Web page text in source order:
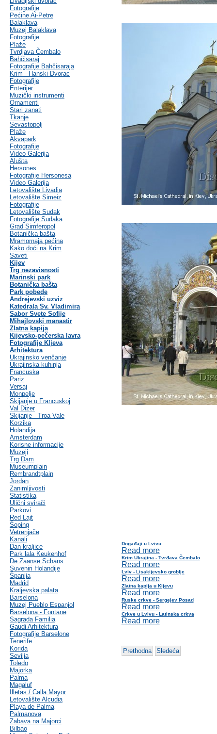
Fotografije
Pećine Ai-Petre
Balaklava
Muzej Balaklava
Fotografije
Plaže
Tvrdjava Čembalo
Bahčisaraj
Fotografije Bahčisaraja
Krim - Hanski Dvorac
Fotografije
Enterijer
Muzički instrumenti
Ornamenti
Stari zanati
Tkanje
Sevastopolj
Plaže
Akvapark
Fotografije
Video Galerija
Alušta
Hersones
Fotografije Hersonesa
Video Galerija
Letovalište Livadia
Letovalište Simeiz
Fotografije
Letovalište Sudak
Fotografije Sudaka
Grad Simferopol
Botanička bašta
Mramornaja pećina
Kako doći na Krim
Saveti
Kijev
Trg nezavisnosti
Marinski park
Botanička bašta
Park pobede
Andrejevski uzviz
Katedrala Sv. Vladimira
Sabor Svete Sofije
Mihajlovski manastir
Zlatna kapija
Kijevsko-pečerska lavra
Fotografije KIjeva
Arhitektura
Ukrajinsko venčanje
Ukrajinska kuhinja
Francuska
Pariz
Versaj
Monpelje
Skijanje u Francuskoj
Val Dizer
Skijanje - Troa Vale
Korzika
Holandija
Amsterdam
Korisne informacije
Muzeji
Trg Dam
Museumplain
Rembrandtplain
Jordan
Zanimljivosti
Statistika
Ulični svirači
Parkovi
Red Lajt
Šoping
Vetrenjače
Kanali
Dan kraljice
Park lala Keukenhof
De Zaanse Schans
Suveniri Holandije
Španija
Madrid
Kraljevska palata
Barselona
Muzej Pueblo Espanjol
Barselona - Fontane
Sagrada Familia
Gaudi Arhitektura
Fotografije Barselone
Tenerife
Korida
Sevilja
Toledo
Majorka
Palma
Magaluf
Illetas / Calla Mayor
Letovalište Alcudia
Playa de Palma
Palmanova
Zabava na Majorci
Bilbao
Događaji u Lvivu
Read more
Krim Ukrajina - Tvrđava Čembalo
Read more
Lviv - Lisakijevsko groblje
Read more
Zlatna kapija u Kijevu
Read more
Ruske crkve - Sergejev Posad
Read more
Crkve u Lvivu - Latinska crkva
Read more
Prethodna Sledeća